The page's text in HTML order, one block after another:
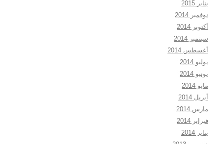
يناير 2015
نوفمبر 2014
أكتوبر 2014
سبتمبر 2014
أغسطس 2014
يوليو 2014
يونيو 2014
مايو 2014
أبريل 2014
مارس 2014
فبراير 2014
يناير 2014